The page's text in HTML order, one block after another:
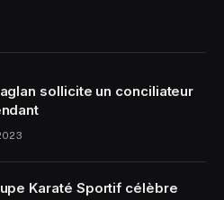
sollicite un conciliateur
Karaté Sportif célèbre